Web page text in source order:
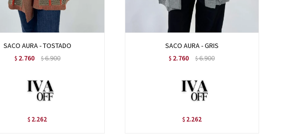
SACO AURA - TOSTADO
$ 2.760 $6.900
$ 2.262
SACO AURA - GRIS
$ 2.760 $6.900
$ 2.262